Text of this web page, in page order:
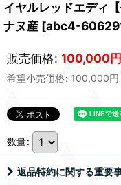
イヤルレッドエディ
ナヌ産 [abc4-
販売価格: 100,000円
希望小売価格: 100,000円
数量:
返品特約に関する重要